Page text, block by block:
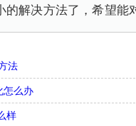
解决方法了，希望能
法
怎么办
样